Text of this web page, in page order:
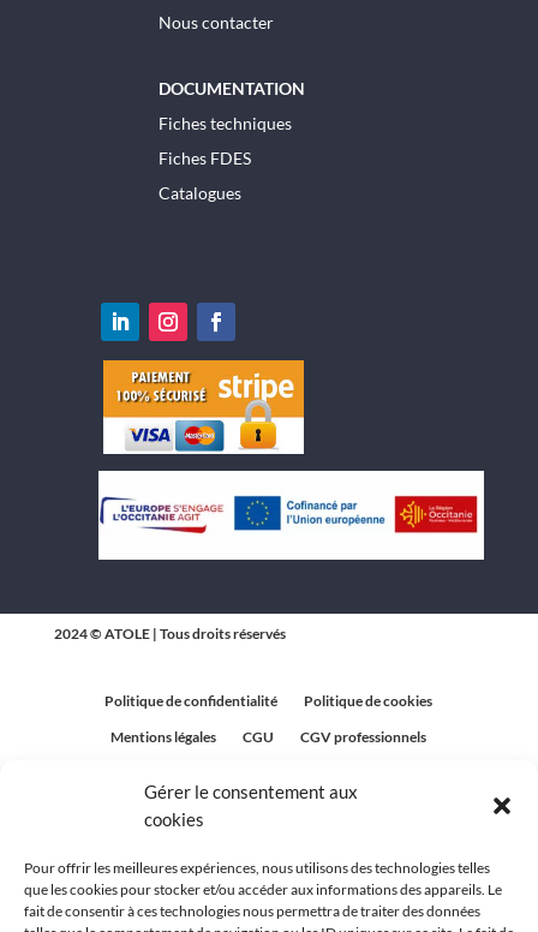
Gérer le consentement aux
cookies
Pour offrir les meilleures expériences, nous utilisons des technologies telles
que les cookies pour stocker et/ou accéder aux informations des appareils. Le
fait de consentir à ces technologies nous permettra de traiter des données
Nous contacter
DOCUMENTATION
Fiches techniques
Fiches FDES
Catalogues
2024 © ATOLE | Tous droits réservés
Politique de confidentialité
Politique de cookies
Mentions légales
CGU
CGV professionnels